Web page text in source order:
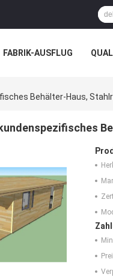
FABRIK-AUSFLUG
Behälter-Haus,